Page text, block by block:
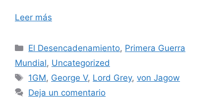
Leer más
Categorías
El Desencadenamiento, Primera Guerra
Mundial, Uncategorized
Etiquetas
1GM, George V, Lord Grey,von Jagow
Deja un comentario